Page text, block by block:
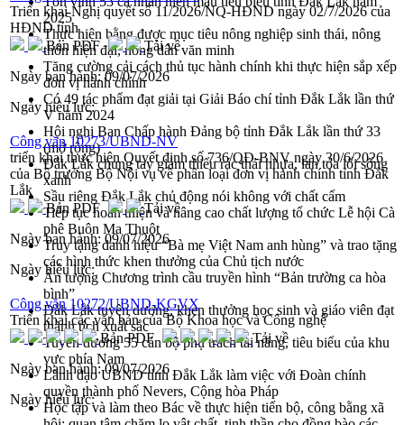
2025
Thực hiện bằng được mục tiêu nông nghiệp sinh thái, nông
thôn hiện đại, nông dân văn minh
Tăng cường cải cách thủ tục hành chính khi thực hiện sắp xếp
đơn vị hành chính
Có 49 tác phẩm đạt giải tại Giải Báo chí tỉnh Đắk Lắk lần thứ
V năm 2024
Hội nghị Ban Chấp hành Đảng bộ tỉnh Đắk Lắk lần thứ 33
(mở rộng)
Đắk Lắk chung tay giảm thiểu rác thải nhựa, lan tỏa lối sống
xanh
Sầu riêng Đắk Lắk chủ động nói không với chất cấm
Tiếp tục hoàn thiện và nâng cao chất lượng tổ chức Lễ hội Cà
phê Buôn Ma Thuột
Truy tặng danh hiệu “Bà mẹ Việt Nam anh hùng” và trao tặng
các hình thức khen thưởng của Chủ tịch nước
Ấn tượng Chương trình cầu truyền hình “Bản trường ca hòa
bình”
Đắk Lắk tuyên dương, khen thưởng học sinh và giáo viên đạt
thành tích xuất sắc
Tuyên dương 55 cán bộ phụ trách tài năng, tiêu biểu của khu
vực phía Nam
Lãnh đạo UBND tỉnh Đắk Lắk làm việc với Đoàn chính
quyền thành phố Nevers, Cộng hòa Pháp
Học tập và làm theo Bác về thực hiện tiến bộ, công bằng xã
Triển khai Nghị quyết số 11/2026/NQ-HĐND ngày 02/7/2026 của
HĐND tỉnh
Bản PDF
Tải về
Ngày ban hành:09/07/2026
Ngày hiệu lực:
Công văn 10273/UBND-NV
triển khai thực hiện Quyết định số 736/QĐ-BNV ngày 30/6/2026
của Bộ trưởng Bộ Nội vụ về phân loại đơn vị hành chính tỉnh Đắk
Lắk
Bản PDF
Tải về
Ngày ban hành:09/07/2026
Ngày hiệu lực:
Công văn 10272/UBND-KGVX
Triển khai các văn bản của Bộ Khoa học và Công nghệ
Bản PDF
Tải về
Ngày ban hành:09/07/2026
Ngày hiệu lực: